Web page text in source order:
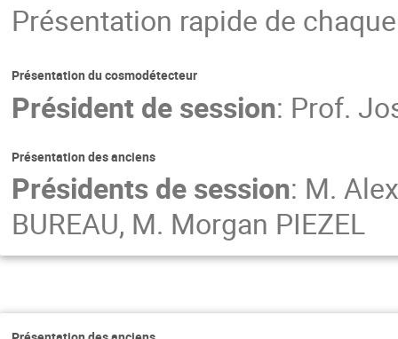
Présentation rapide de
Présentation du cosmodétecteur
Président de session: Prof.
Présentation des anciens
Présidents de session: M.
BUREAU, M. Morgan PIEZEL